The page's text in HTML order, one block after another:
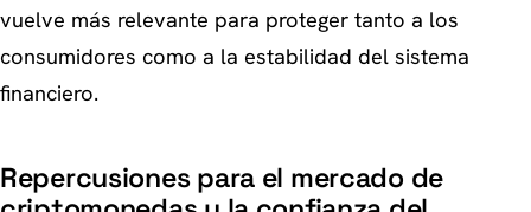
vuelve más relevante para proteger tanto a los
consumidores como a la estabilidad del sistema
financiero.
Repercusiones para el mercado de